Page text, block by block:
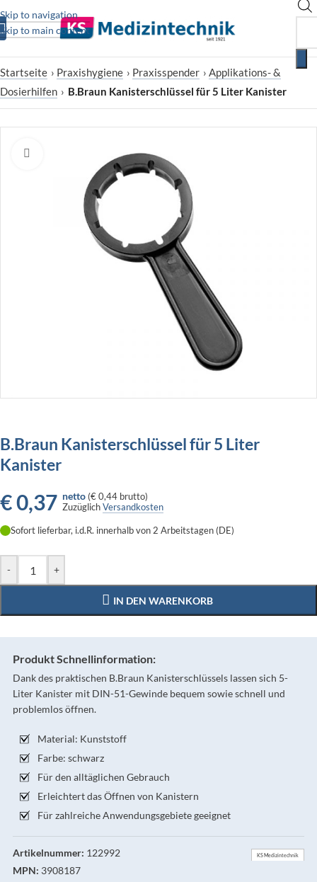
Skip to navigation
Skip to main content
Startseite › Praxishygiene › Praxisspender › Applikations- &
Dosierhilfen › B.Braun Kanisterschlüssel für 5 Liter Kanister
Zum Vergrößern klicken
B.Braun Kanisterschlüssel für 5 Liter
Kanister
€0,37 netto (€ 0,44 brutto)
ZuzüglichVersandkosten
Sofort lieferbar, i.d.R. innerhalb von 2 Arbeitstagen (DE)
- +
IN DEN WARENKORB
Produkt Schnellinformation:
Dank des praktischen B.Braun Kanisterschlüssels lassen sich 5-
Liter Kanister mit DIN-51-Gewinde bequem sowie schnell und
problemlos öffnen.
Material: Kunststoff
Farbe: schwarz
Für den alltäglichen Gebrauch
Erleichtert das Öffnen von Kanistern
Für zahlreiche Anwendungsgebiete geeignet
Artikelnummer: 122992
MPN: 3908187
KS Medizintechnik